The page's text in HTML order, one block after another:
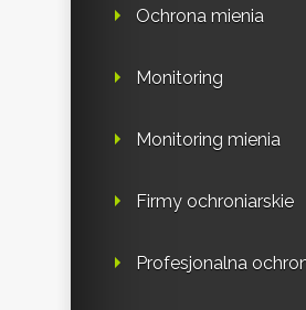
Ochrona mienia
Monitoring
Monitoring mienia
Firmy ochroniarskie
Profesjonalna